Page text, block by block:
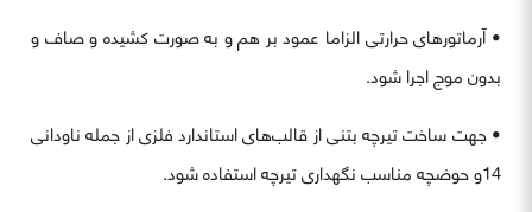
• آرماتورهای حرارتی الزاما عمود بر هم و به صورت کشیده و صاف و
بدون موج اجرا شود.
• جهت ساخت تیرچه بتنی از قالب‌های استاندارد فلزی از جمله ناودانی
14و حوضچه مناسب نگهداری تیرچه استفاده شود.